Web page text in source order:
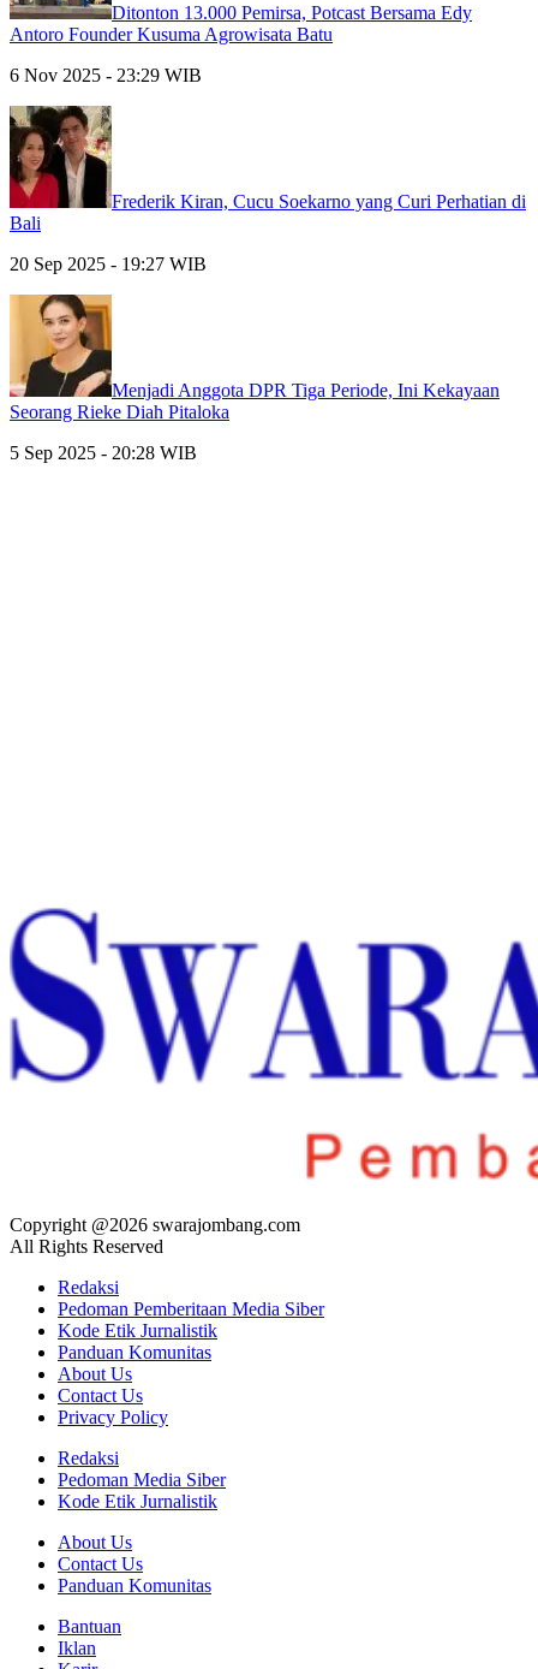
Ditonton 13.000 Pemirsa, Potcast Bersama Edy
Antoro Founder Kusuma Agrowisata Batu
6 Nov 2025 - 23:29 WIB
Frederik Kiran, Cucu Soekarno yang Curi Perhatian di
Bali
20 Sep 2025 - 19:27 WIB
Menjadi Anggota DPR Tiga Periode, Ini Kekayaan
Seorang Rieke Diah Pitaloka
5 Sep 2025 - 20:28 WIB
Copyright @2026 swarajombang.com
All Rights Reserved
Redaksi
Pedoman Pemberitaan Media Siber
Kode Etik Jurnalistik
Panduan Komunitas
About Us
Contact Us
Privacy Policy
Redaksi
Pedoman Media Siber
Kode Etik Jurnalistik
About Us
Contact Us
Panduan Komunitas
Bantuan
Iklan